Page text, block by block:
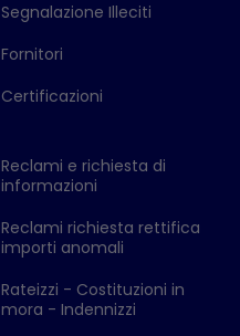
Segnalazione Illeciti
Fornitori
Certificazioni
Reclami e richiesta di
informazioni
Reclami richiesta rettifica
importi anomali
Rateizzi - Costituzioni in
mora - Indennizzi